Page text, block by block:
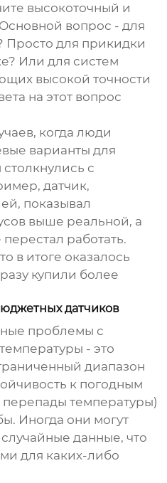
высокоточный и
вопрос - для
Просто для прикидки
Или для систем
высокой точности
на этот вопрос
когда люди
варианты для
с
датчик,
показывал
выше реальной, а
работать.
в итоге оказалось
купили более
датчиков
проблемы с
- это
диапазон
к погодным
перепады температуры)
Иногда они могут
данные, что
для каких-либо